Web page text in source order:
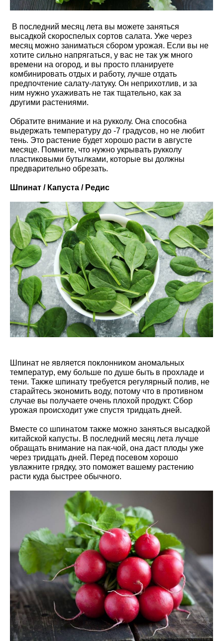
В последний месяц лета вы можете заняться
высадкой скороспелых сортов салата. Уже через
месяц можно заниматься сбором урожая. Если вы не
хотите сильно напрягаться, у вас не так уж много
времени на огород, и вы просто планируете
комбинировать отдых и работу, лучше отдать
предпочтение салату-латуку. Он неприхотлив, и за
ним нужно ухаживать не так тщательно, как за
другими растениями.
Обратите внимание и на рукколу. Она способна
выдержать температуру до -7 градусов, но не любит
тень. Это растение будет хорошо расти в августе
месяце. Помните, что нужно укрывать рукколу
пластиковыми бутылками, которые вы должны
предварительно обрезать.
Шпинат / Капуста / Редис
Шпинат не является поклонником аномальных
температур, ему больше по душе быть в прохладе и
тени. Также шпинату требуется регулярный полив, не
старайтесь экономить воду, потому что в противном
случае вы получаете очень плохой продукт. Сбор
урожая происходит уже спустя тридцать дней.
Вместе со шпинатом также можно заняться высадкой
китайской капусты. В последний месяц лета лучше
обращать внимание на пак-чой, она даст плоды уже
через тридцать дней. Перед посевом хорошо
увлажните грядку, это поможет вашему растению
расти куда быстрее обычного.